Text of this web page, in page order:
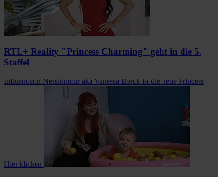
RTL+ Reality "Princess Charming" geht in die 5.
Staffel
Influencerin Nessiontour aka Vanessa Borck ist die neue Princess
Hier klicken